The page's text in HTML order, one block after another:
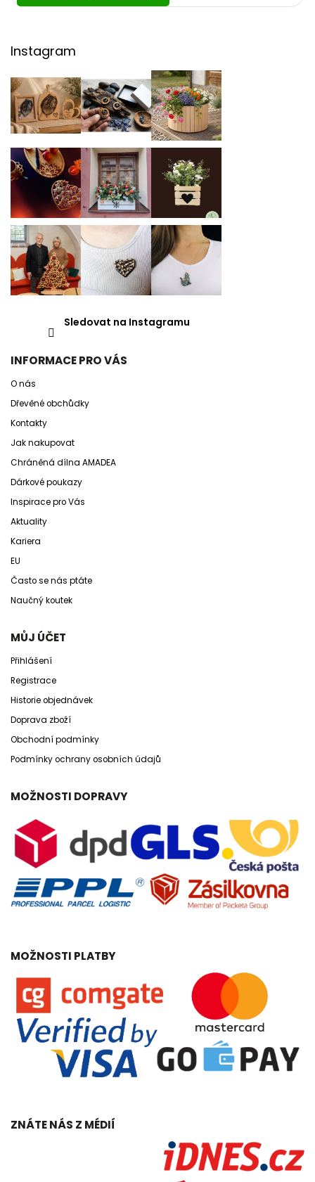
Instagram
Sledovat na Instagramu
INFORMACE PRO VÁS
O nás
Dřevěné obchůdky
Kontakty
Jak nakupovat
Chráněná dílna AMADEA
Dárkové poukazy
Inspirace pro Vás
Aktuality
Kariera
EU
Často se nás ptáte
Naučný koutek
MŮJ ÚČET
Přihlášení
Registrace
Historie objednávek
Doprava zboží
Obchodní podmínky
Podmínky ochrany osobních údajů
MOŽNOSTI DOPRAVY
MOŽNOSTI PLATBY
ZNÁTE NÁS Z MÉDIÍ